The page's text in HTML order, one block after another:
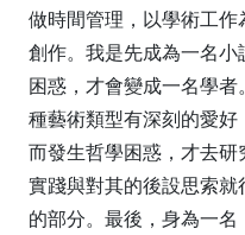
做時間管理，以學術工
創作。我是先成為一名
困惑，才會變成一名學
種藝術類型有深刻的愛
而發生哲學困惑，才去
實踐與對其的後設思索
的部分。最後，身為一